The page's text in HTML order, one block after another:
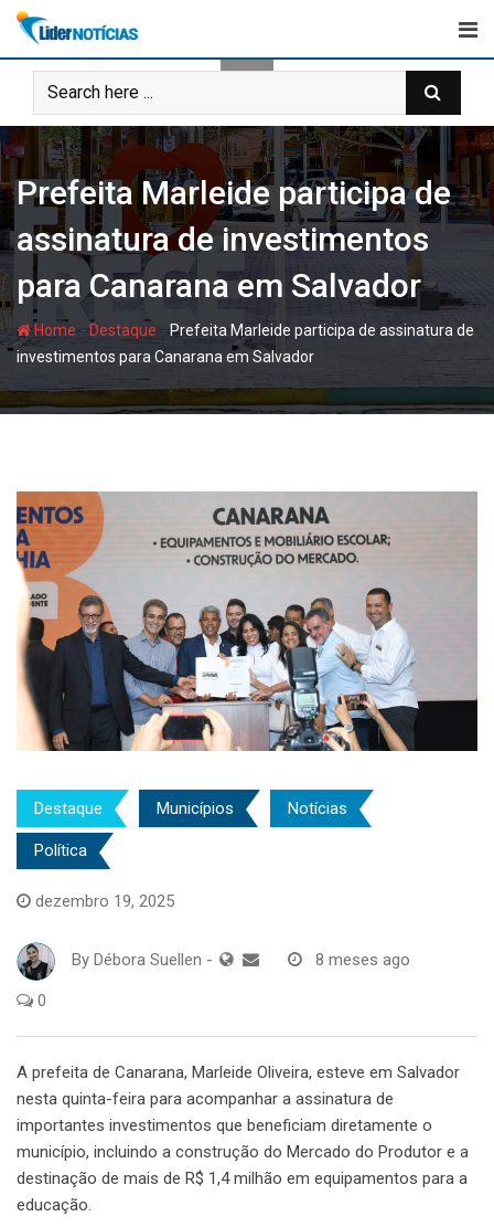
Skip
content
Prefeita Marleide participa de
assinatura de investimentos
para Canarana em Salvador
Home - Destaque - Prefeita Marleide participa de assinatura de
investimentos para Canarana em Salvador
Destaque Municípios Notícias
Política
dezembro 19, 2025
By Débora Suellen - 8 meses ago
0
A prefeita de Canarana, Marleide Oliveira, esteve em Salvador
nesta quinta-feira para acompanhar a assinatura de
importantes investimentos que beneficiam diretamente o
município, incluindo a construção do Mercado do Produtor e a
destinação de mais de R$ 1,4 milhão em equipamentos para a
educação.